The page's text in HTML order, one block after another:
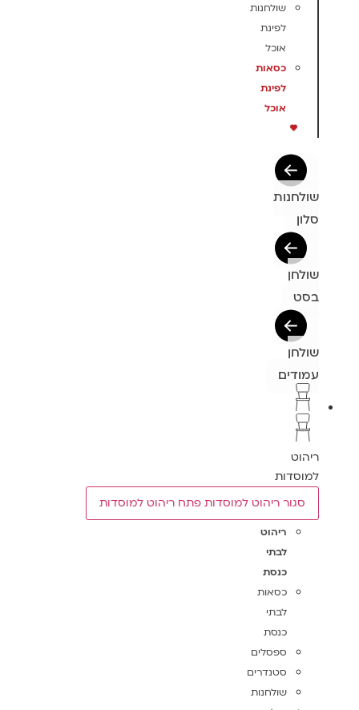
שולחנות
לפינת
אוכל
כסאות
לפינת
אוכל
שולחנות
סלון
שולחן
בסט
שולחן
עמודים
ריהוט
למוסדות
סגור ריהוט למוסדות פתח ריהוט למוסדות
ריהוט
לבתי
כנסת
כסאות
לבתי
כנסת
ספסלים
סטנדרים
שולחנות